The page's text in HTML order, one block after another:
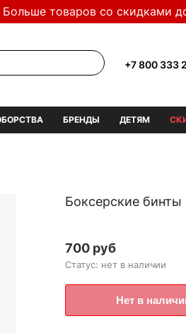
товаров со скидками
+7 800 333
БРЕНДЫ ДЕТЯМ
Боксерские
700 руб
Статус: нет в наличии